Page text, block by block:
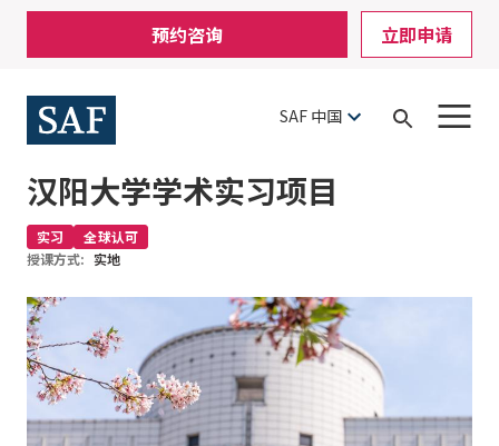
Skip
main
content
Utility
Menu
预约咨询 立即申请
SAF 中国
Open
汉阳大学学术实习项目
实习
全球认可
授课方式: 实地